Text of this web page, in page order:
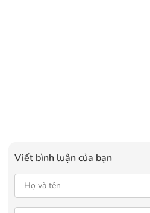
Viết bình luận của bạn